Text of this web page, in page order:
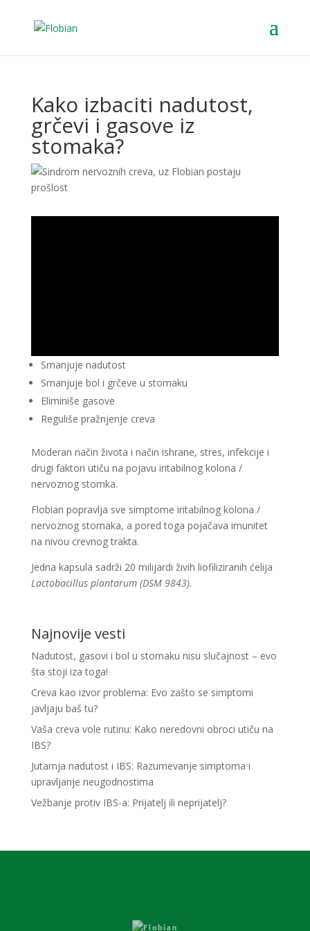
Kako izbaciti nadutost,
grčevi i gasove iz
stomaka?
Smanjuje nadutost
Smanjuje bol i grčeve u stomaku
Eliminiše gasove
Reguliše pražnjenje creva
Moderan način života i način ishrane, stres, infekcije i
drugi faktori utiču na pojavu iritabilnog kolona /
nervoznog stomka.
Flobian popravlja sve simptome iritabilnog kolona /
nervoznog stomaka, a pored toga pojačava imunitet
na nivou crevnog trakta.
Jedna kapsula sadrži 20 milijardi živih liofiliziranih ćelija
Lactobacillus plantarum (DSM 9843).
Najnovije vesti
Nadutost, gasovi i bol u stomaku nisu slučajnost – evo
šta stoji iza toga!
Creva kao izvor problema: Evo zašto se simptomi
javljaju baš tu?
Vaša creva vole rutinu: Kako neredovni obroci utiču na
IBS?
Jutarnja nadutost i IBS: Razumevanje simptoma i
upravljanje neugodnostima
Vežbanje protiv IBS-a: Prijatelj ili neprijatelj?